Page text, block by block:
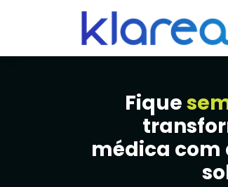
Fique
médica com